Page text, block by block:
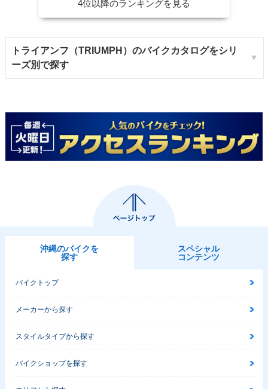
4位以降のランキングを見る
トライアンフ（TRIUMPH）のバイクカタログをシリ
ーズ別で探す
沖縄のバイクを
探す
スペシャル
コンテンツ
バイクトップ
メーカーから探す
スタイルタイプから探す
バイクショップを探す